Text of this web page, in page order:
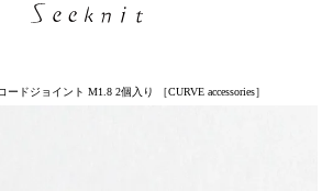
ドジョイント M1.8 2個入り ［CURVE accessories］